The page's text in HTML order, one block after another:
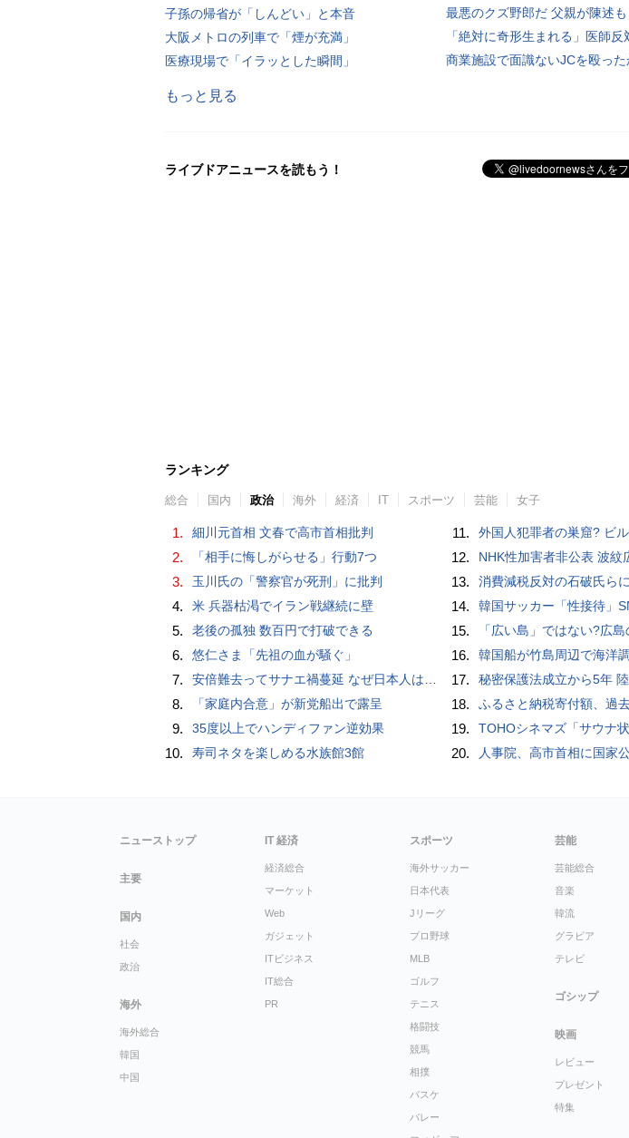
子孫の帰省が「しんどい」と本音
大阪メトロの列車で「煙が充満」
医療現場で「イラッとした瞬間」
最悪のクズ野郎だ 父親が陳述も
「絶対に奇形生まれる」医師反
商業施設で面識ないJCを殴った
もっと見る
ライブドアニュースを読もう！
ランキング
総合 国内 政治 海外 経済 IT スポーツ 芸能 女子
1. 細川元首相 文春で高市首相批判
2. 「相手に悔しがらせる」行動7つ
3. 玉川氏の「警察官が死刑」に批判
4. 米 兵器枯渇でイラン戦継続に壁
5. 老後の孤独 数百円で打破できる
6. 悠仁さま「先祖の血が騒ぐ」
7. 安倍難去ってサナエ禍蔓延 なぜ日本人は妙ちくりんな女に騙されてしまったのか（適菜収）
8. 「家庭内合意」が新党船出で露呈
9. 35度以上でハンディファン逆効果
10. 寿司ネタを楽しめる水族館3館
11. 外国人犯罪者の巣窟? ビ
12. NHK性加害者非公表 波紋
13. 消費減税反対の石破氏ら
14. 韓国サッカー「性接待」
15. 「広い島」ではない?広
16. 韓国船が竹島周辺で海洋
17. 秘密保護法成立から5年 陸上自衛隊のスパイ組織「別班」暴いたベ
18. ふるさと納税寄付額、過去最高１兆３３１４億円…住民税
19. TOHOシネマズ「サウナ
20. 人事院、高市首相に国家公務員給与3.5％超
ニューストップ
主要
国内
社会
政治
海外
海外総合
韓国
中国
IT 経済
経済総合
マーケット
Web
ガジェット
ITビジネス
IT総合
PR
スポーツ
海外サッカー
日本代表
Jリーグ
プロ野球
MLB
ゴルフ
テニス
格闘技
競馬
相撲
バスケ
バレー
芸能
芸能総合
音楽
韓流
グラビア
テレビ
ゴシップ
映画
レビュー
プレゼント
特集